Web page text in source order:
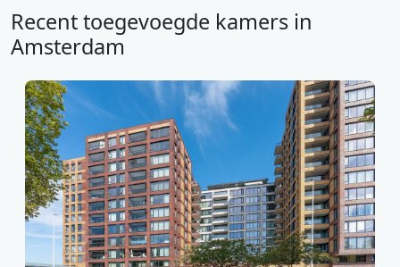
Recent toegevoegde kamers in
Amsterdam